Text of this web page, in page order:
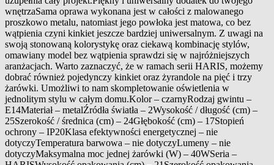
wnętrzaSama oprawa wykonana jest w całości z malowanego
proszkowo metalu, natomiast jego powłoka jest matowa, co bez
wątpienia czyni kinkiet jeszcze bardziej uniwersalnym. Z uwagi na
swoją stonowaną kolorystykę oraz ciekawą kombinację stylów,
omawiany model bez wątpienia sprawdzi się w najróżniejszych
aranżacjach. Warto zaznaczyć, że w ramach serii HARIS, możemy
dobrać również pojedynczy kinkiet oraz żyrandole na pięć i trzy
żarówki. Umożliwi to nam skompletowanie oświetlenia w
jednolitym stylu w całym domu.Kolor – czarnyRodzaj gwintu –
E14Materiał – metalŹródła światła – 2Wysokość / długość (cm) –
25Szerokość / średnica (cm) – 24Głębokość (cm) – 17Stopień
ochrony – IP20Klasa efektywności energetycznej – nie
dotyczyTemperatura barwowa – nie dotyczyLumeny – nie
dotyczyMaksymalna moc jednej żarówki (W) – 40WSeria –